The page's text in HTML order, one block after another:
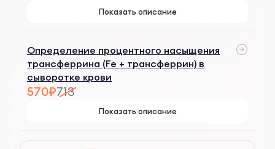
Показать описание
Определение процентного насыщения
трансферрина (Fe + трансферрин) в
сыворотке крови
570₽713
Показать описание